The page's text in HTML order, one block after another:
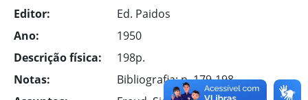
Editor:
Ed. Paidos
Ano:
1950
Descrição física:
198p.
Notas:
Bibliografia: p. 179-198.